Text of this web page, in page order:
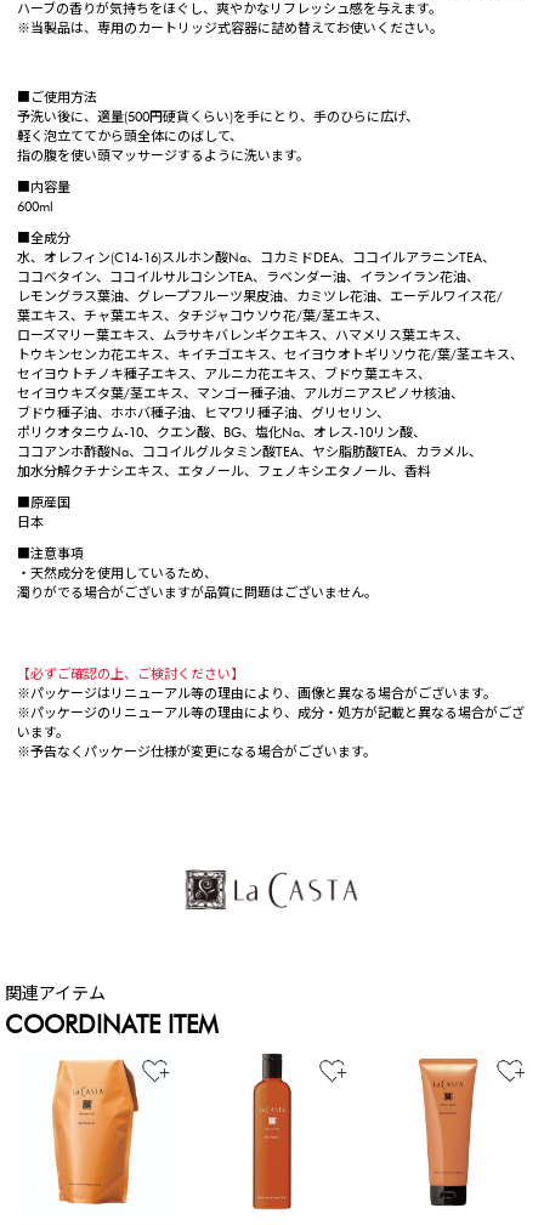
ハーブの香りが気持ちをほぐし、爽やかなリフレッシュ感を与えます。
※当製品は、専用のカートリッジ式容器に詰め替えてお使いください。
■ご使用方法
予洗い後に、適量(500円硬貨くらい)を手にとり、手のひらに広げ、
軽く泡立ててから頭全体にのばして、
指の腹を使い頭マッサージするように洗います。
■内容量
600ml
■全成分
水、オレフィン(C14-16)スルホン酸Na、コカミドDEA、ココイルアラニンTEA、
ココベタイン、ココイルサルコシンTEA、ラベンダー油、イランイラン花油、
レモングラス葉油、グレープフルーツ果皮油、カミツレ花油、エーデルワイス花/
葉エキス、チャ葉エキス、タチジャコウソウ花/葉/茎エキス、
ローズマリー葉エキス、ムラサキバレンギクエキス、ハマメリス葉エキス、
トウキンセンカ花エキス、キイチゴエキス、セイヨウオトギリソウ花/葉/茎エキス、
セイヨウトチノキ種子エキス、アルニカ花エキス、ブドウ葉エキス、
セイヨウキズタ葉/茎エキス、マンゴー種子油、アルガニアスピノサ核油、
ブドウ種子油、ホホバ種子油、ヒマワリ種子油、グリセリン、
ポリクオタニウム-10、クエン酸、BG、塩化Na、オレス-10リン酸、
ココアンホ酢酸Na、ココイルグルタミン酸TEA、ヤシ脂肪酸TEA、カラメル、
加水分解クチナシエキス、エタノール、フェノキシエタノール、香料
■原産国
日本
■注意事項
・天然成分を使用しているため、
濁りがでる場合がございますが品質に問題はございません。
【必ずご確認の上、ご検討ください】
※パッケージはリニューアル等の理由により、画像と異なる場合がございます。
※パッケージのリニューアル等の理由により、成分・処方が記載と異なる場合がござ
います。
※予告なくパッケージ仕様が変更になる場合がございます。
COORDINATE ITEM